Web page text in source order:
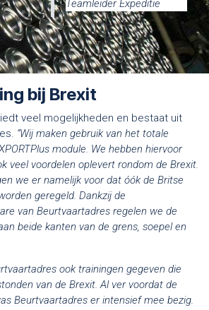
Teamleider Expeditie
bij Brexit
veel mogelijkheden en bestaat uit
“Wij maken gebruik van het totale
module. We hebben hiervoor
veel voordelen oplevert rondom de Brexit.
we er namelijk voor dat óók de Britse
geregeld. Dankzij de
van Beurtvaartadres regelen we de
beide kanten van de grens, soepel en
ook trainingen gegeven die
van de Brexit. Al ver voordat de
Beurtvaartadres er intensief mee bezig.